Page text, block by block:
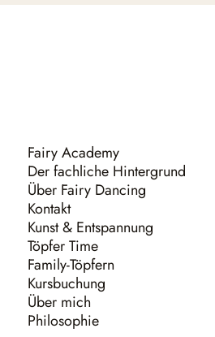
Fairy Academy
Der fachliche Hintergrund
Über Fairy Dancing
Kontakt
Kunst & Entspannung
Töpfer Time
Family-Töpfern
Kursbuchung
Über mich
Philosophie